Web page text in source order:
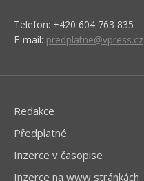
Telefon: +420 604 763 835
E-mail: predplatne@vpress.cz
Redakce
Předplatné
Inzerce v časopise
Inzerce na www stránkách